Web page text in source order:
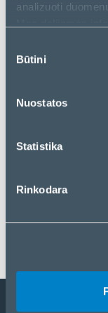
analizuoti
analizės
„Tvarkyti/atmesti“.
pasirinkimas
Būtini
Nuostatos
Statistika
Rinkodara